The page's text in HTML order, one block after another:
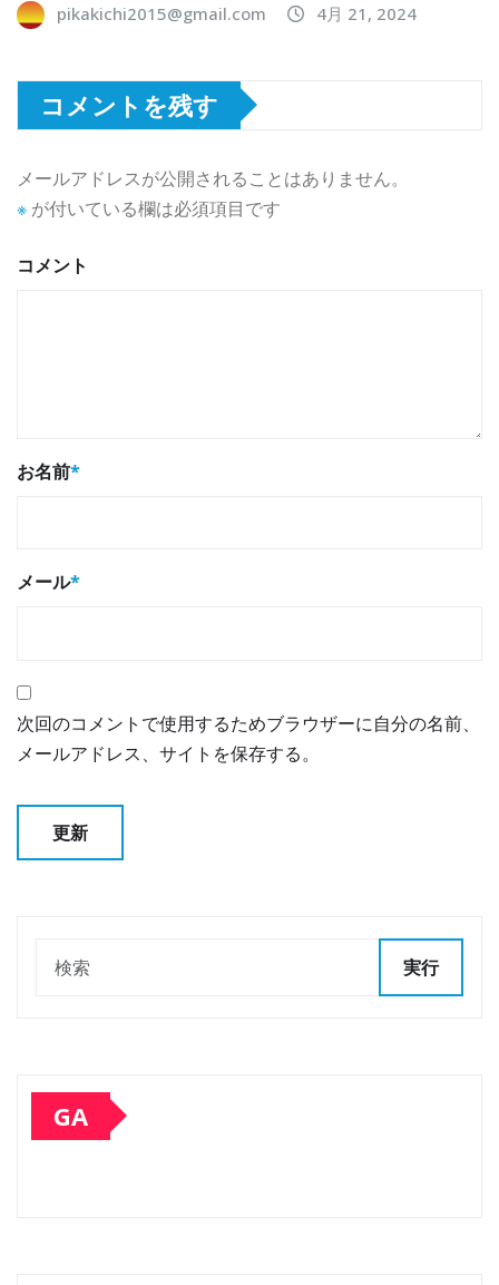
pikakichi2015@gmail.com 4月 21, 2024
コメントを残す
メールアドレスが公開されることはありません。
※ が付いている欄は必須項目です
コメント
お名前*
メール*
次回のコメントで使用するためブラウザーに自分の名前、
メールアドレス、サイトを保存する。
実行
GA